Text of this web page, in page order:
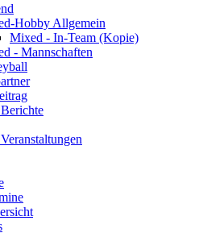
Hobby Allgemein
Mixed - In-Team (Kopie)
- Mannschaften